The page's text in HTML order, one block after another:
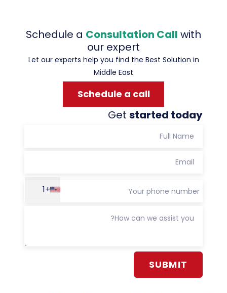
Schedule a Consultation Call with
our expert
Let our experts help you find the Best Solution in
Middle East
Schedule a call
Get started today
+1